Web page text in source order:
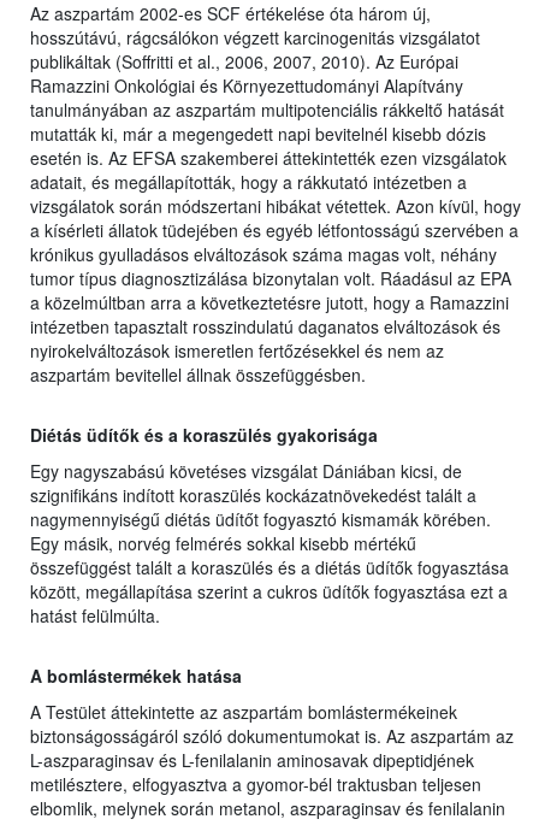
Az aszpartám 2002-es SCF értékelése óta három új,
hosszútávú, rágcsálókon végzett karcinogenitás vizsgálatot
publikáltak (Soffritti et al., 2006, 2007, 2010). Az Európai
Ramazzini Onkológiai és Környezettudományi Alapítvány
tanulmányában az aszpartám multipotenciális rákkeltő hatását
mutatták ki, már a megengedett napi bevitelnél kisebb dózis
esetén is. Az EFSA szakemberei áttekintették ezen vizsgálatok
adatait, és megállapították, hogy a rákkutató intézetben a
vizsgálatok során módszertani hibákat vétettek. Azon kívül, hogy
a kísérleti állatok tüdejében és egyéb létfontosságú szervében a
krónikus gyulladásos elváltozások száma magas volt, néhány
tumor típus diagnosztizálása bizonytalan volt. Ráadásul az EPA
a közelmúltban arra a következtetésre jutott, hogy a Ramazzini
intézetben tapasztalt rosszindulatú daganatos elváltozások és
nyirokelváltozások ismeretlen fertőzésekkel és nem az
aszpartám bevitellel állnak összefüggésben.
Diétás üdítők és a koraszülés gyakorisága
Egy nagyszabású követéses vizsgálat Dániában kicsi, de
szignifikáns indított koraszülés kockázatnövekedést talált a
nagymennyiségű diétás üdítőt fogyasztó kismamák körében.
Egy másik, norvég felmérés sokkal kisebb mértékű
összefüggést talált a koraszülés és a diétás üdítők fogyasztása
között, megállapítása szerint a cukros üdítők fogyasztása ezt a
hatást felülmúlta.
A bomlástermékek hatása
A Testület áttekintette az aszpartám bomlástermékeinek
biztonságosságáról szóló dokumentumokat is. Az aszpartám az
L-aszparaginsav és L-fenilalanin aminosavak dipeptidjének
metilésztere, elfogyasztva a gyomor-bél traktusban teljesen
elbomlik, melynek során metanol, aszparaginsav és fenilalanin